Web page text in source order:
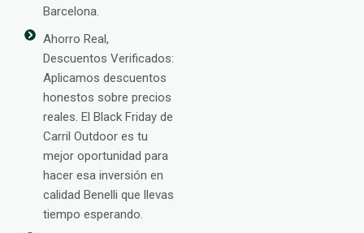
Barcelona.
Ahorro Real,
Descuentos Verificados:
Aplicamos descuentos
honestos sobre precios
reales. El Black Friday de
Carril Outdoor es tu
mejor oportunidad para
hacer esa inversión en
calidad Benelli que llevas
tiempo esperando.